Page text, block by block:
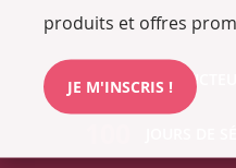
80
produits et offres
JE M'INSCRIS !